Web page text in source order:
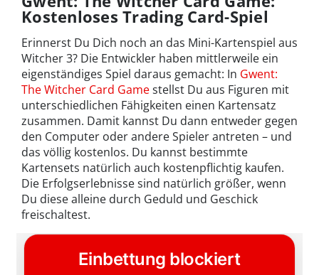
Kostenloses Trading Card-Spiel
Erinnerst Du Dich noch an das Mini-Kartenspiel aus
Witcher 3? Die Entwickler haben mittlerweile ein
eigenständiges Spiel daraus gemacht: In Gwent:
The Witcher Card Gamestellst Du aus Figuren mit
unterschiedlichen Fähigkeiten einen Kartensatz
zusammen. Damit kannst Du dann entweder gegen
den Computer oder andere Spieler antreten – und
das völlig kostenlos. Du kannst bestimmte
Kartensets natürlich auch kostenpflichtig kaufen.
Die Erfolgserlebnisse sind natürlich größer, wenn
Du diese alleine durch Geduld und Geschick
freischaltest.